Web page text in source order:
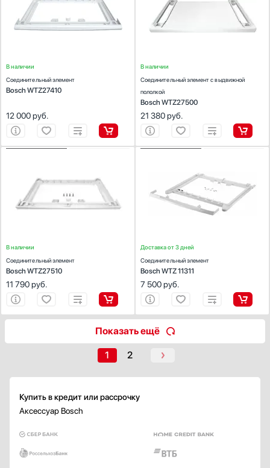
белый
В наличии
Соединительный элемент
Bosch WTZ27410
12 000руб.
Количество (шт):
Материал:
пластик
Цвет:
белый
В наличии
Соединительный элемент с выдвижной
пололкой
Bosch WTZ27500
21 380руб.
для стиральных машин, для сушильных
белый
В наличии
Соединительный элемент
Bosch WTZ27510
11 790руб.
для стиральных машин, для сушильных
машин
Доставка от 3 дней
Соединительный элемент
Bosch WTZ 11311
7 500руб.
Показать ещё
1 2
Купить в кредит или рассрочку
Аксессуар Bosch